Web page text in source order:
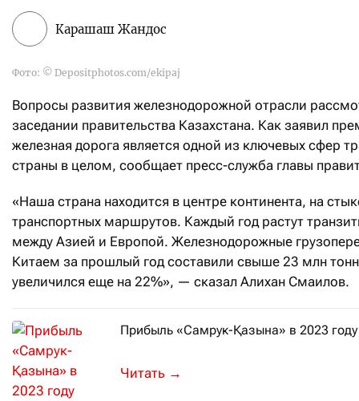
Карашаш Жандос
Фото: © Depositphotos.com/ekipaj
Вопросы развития железнодорожной отрасли
заседании правительства Казахстана. Как заявил
железная дорога является одной из ключевых сфер
страны в целом, сообщает пресс-служба главы
«Наша страна находится в центре континента, на
транспортных маршрутов. Каждый год растут
между Азией и Европой. Железнодорожные
Китаем за прошлый год составили свыше 23 млн
увеличился еще на 22%», — сказал Алихан Смаилов.
Прибыль «Самрук-Қазына» в 2023 году
Доход ФНБ в текущем году
→